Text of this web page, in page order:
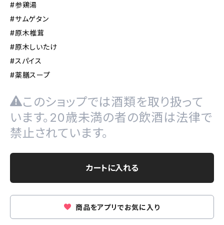
#参鶏湯
#サムゲタン
#原木椎茸
#原木しいたけ
#スパイス
#薬膳スープ
このショップでは酒類を取り扱って
います。20歳未満の者の飲酒は法律で
禁止されています。
カートに入れる
商品をアプリでお気に入り